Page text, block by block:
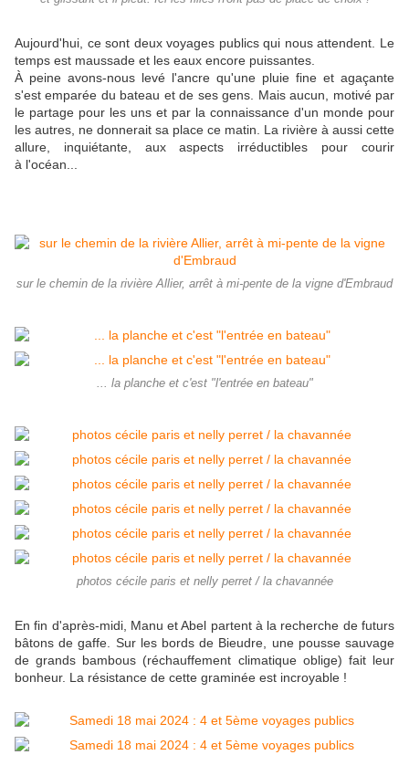
Aujourd'hui, ce sont deux voyages publics qui nous attendent. Le
temps est maussade et les eaux encore puissantes.
À peine avons-nous levé l'ancre qu'une pluie fine et agaçante
s'est emparée du bateau et de ses gens. Mais aucun, motivé par
le partage pour les uns et par la connaissance d'un monde pour
les autres, ne donnerait sa place ce matin. La rivière à aussi cette
allure, inquiétante, aux aspects irréductibles pour courir
à l'océan...
sur le chemin de la rivière Allier, arrêt à mi-pente de la vigne d'Embraud
... la planche et c'est "l'entrée en bateau"
photos cécile paris et nelly perret / la chavannée
En fin d'après-midi, Manu et Abel partent à la recherche de futurs
bâtons de gaffe. Sur les bords de Bieudre, une pousse sauvage
de grands bambous (réchauffement climatique oblige) fait leur
bonheur. La résistance de cette graminée est incroyable !